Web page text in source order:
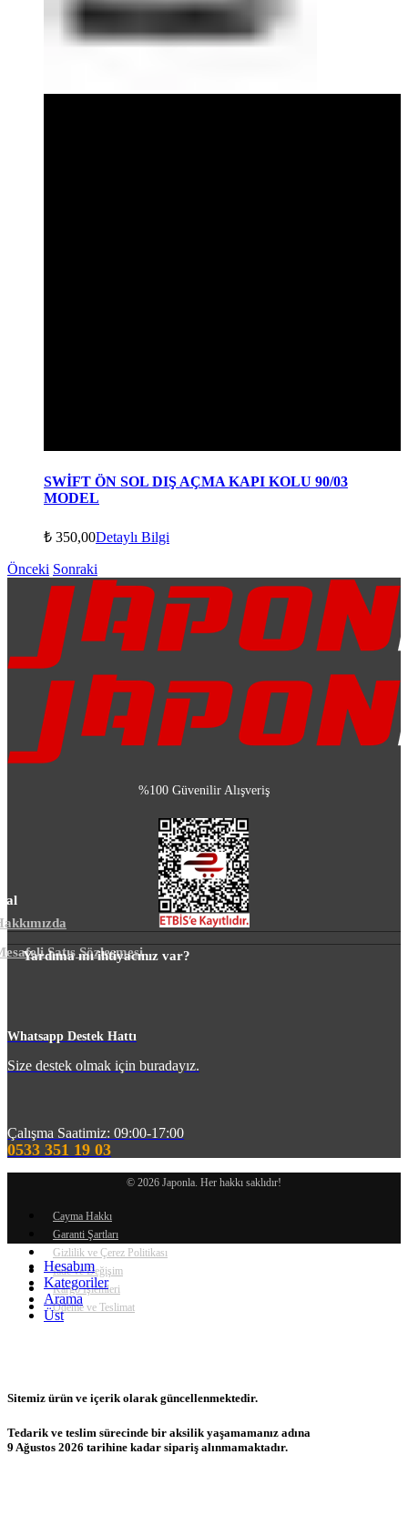
SWİFT ÖN SOL DIŞ AÇMA KAPI KOLU 90/03
MODEL
₺ 350,00Detaylı Bilgi
Önceki Sonraki
%100 Güvenilir Alışveriş
Satış Sözleşmesi
Yardıma mı ihtiyacınız var?
Whatsapp Destek Hattı
Size destek olmak için buradayız.
Çalışma Saatimiz: 09:00-17:00
0533 351 19 03
© 2026 Japonla. Her hakkı saklıdır!
Cayma Hakkı
Garanti Şartları
Gizlilik ve Çerez Politikası
İade ve Değişim
Kargo İşlemleri
Ödeme ve Teslimat
Hesabım
Kategoriler
Arama
Üst
Sitemiz ürün ve içerik olarak güncellenmektedir.
Tedarik ve teslim sürecinde bir aksilik yaşamamanız adına
9 Ağustos 2026 tarihine kadar sipariş alınmamaktadır.